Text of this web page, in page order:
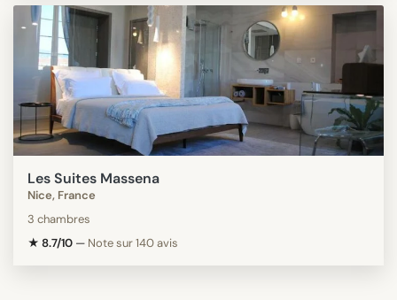
Les Suites Massena
Nice, France
3 chambres
★ 8.7/10 — Note sur 140 avis